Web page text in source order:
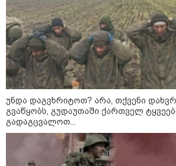
პროკურორი
უნდა დაგვხრიტოთ? არა, თქვენი
გვაწყობს, გუდაუთაში ქართველ
გადაგცვალოთ...